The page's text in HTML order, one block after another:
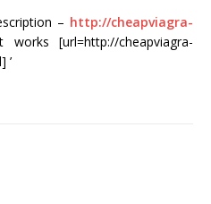
– http://cheapviagra-
[url=http://cheapviagra-
’